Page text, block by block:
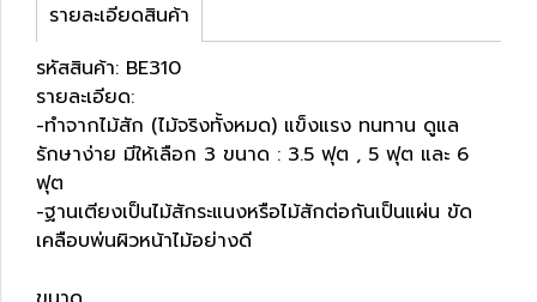
รายละเอียดสินค้า
รหัสสินค้า: BE310
รายละเอียด:
-ทำจากไม้สัก (ไม้จริงทั้งหมด) แข็งแรง ทนทาน ดูแล
รักษาง่าย มีให้เลือก 3 ขนาด : 3.5 ฟุต , 5 ฟุต และ 6
ฟุต
-ฐานเตียงเป็นไม้สักระแนงหรือไม้สักต่อกันเป็นแผ่น ขัด
เคลือบพ่นผิวหน้าไม้อย่างดี